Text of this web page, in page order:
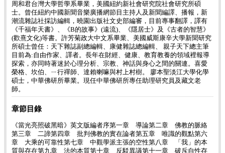
周和君台灣大學哲學系畢業，美國紐約新社會研究院社會研究所碩
士。曾任紐約中國新聞音樂廣播網節目主持人及新聞編譯、播報，新
潮流雜誌社採訪編輯，曉園出版社文史部編審，目前專事翻譯，譯有
《千福年天書》、《B的故事》(遠流)、《隱居士》及《古者的智慧》
(歡熹文化)等書。許芳菊政大中文系畢業、美國威斯康辛大學新聞研究
所碩士曾任：天下雜誌副總編輯、康健雜誌總編輯、 親子天下總主筆
目前為:自由作家、譯者。長年在財經、健康、教育教養的領域裡報導
探索，亦同時著迷於心理分析、宗教、神話與身心之間的關連。喜愛
榮格、坎伯、ㄧ行禪師、達賴喇嘛與村上村樹。 廖本聖淡江大學化學
碩士，中華佛研所畢業。現任中華佛研所專任助理研究員及藏文老
師。
章節目錄
《當光亮照破黑暗》英文版編者序第一章 導論第二章 佛教的脈絡
第三章 二諦第四章 批判佛教的實在論者第五章 唯識的觀點第六
章 大乘的可靠性第七章 中觀學派主張的空性第八章 「我」的本
質與存在第九章 法的本質第十章 反駁異議第十一章 破斥自性存